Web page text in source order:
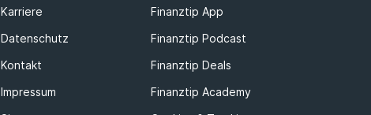
Karriere
Finanztip App
Datenschutz
Finanztip Podcast
Kontakt
Finanztip Deals
Impressum
Finanztip Academy